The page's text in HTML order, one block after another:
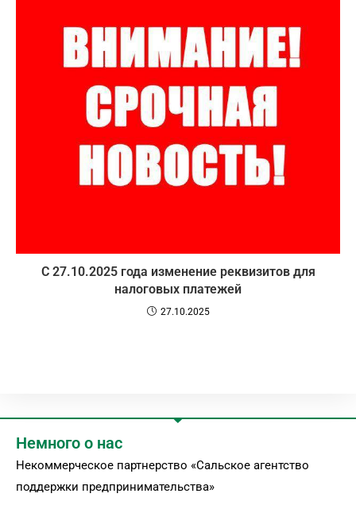
С 27.10.2025 года изменение реквизитов для
налоговых платежей
27.10.2025
Немного о нас
Некоммерческое партнерство «Сальское агентство
поддержки предпринимательства»